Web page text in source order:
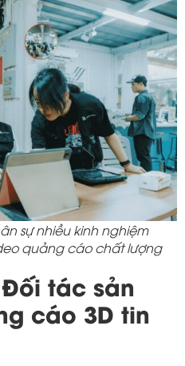
sự nhiều kinh nghiệm
quảng cáo chất lượng
tác sản
cáo 3D tin